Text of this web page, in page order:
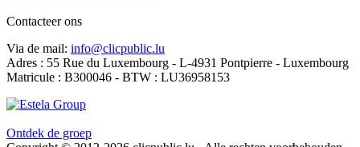
Contacteer ons
Via de mail: info@clicpublic.lu
Adres : 55 Rue du Luxembourg - L-4931 Pontpierre - Luxembourg
Matricule : B300046 - BTW : LU36958153
Ontdek de groep